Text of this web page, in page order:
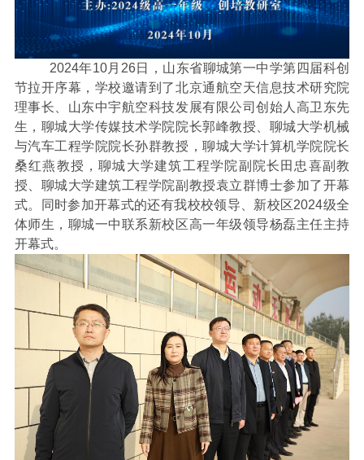
2024年10月 26日，山东省聊城第一中学第四届科创
节拉开序幕，学校邀请到了北京通航空天信息技术研究院
理事长、山东中宇航空科技发展有限公司创始人高卫东先
生，聊城大学传媒技术学院院长郭峰教授、聊城大学机械
与汽车工程学院院长孙群教授，聊城大学计算机学院院长
桑红燕教授，聊城大学建筑工程学院副院长田忠喜副教
授、聊城大学建筑工程学院副教授袁立群博士参加了开幕
式。同时参加开幕式的还有我校校领导、新校区2024级全
体师生，聊城一中联系新校区高一年级领导杨磊主任主持
开幕式。